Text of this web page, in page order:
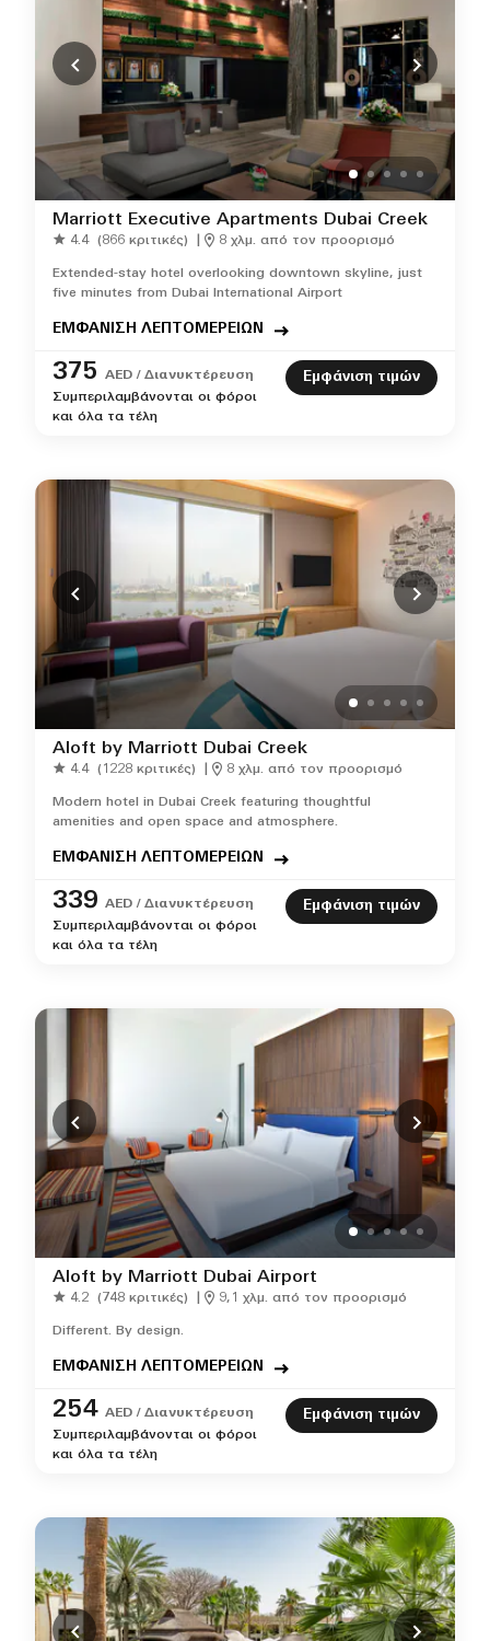
Marriott Executive Apartments Dubai Creek
4.4 (866 κριτικές) 8 χλμ. από τον προορισμό
Extended-stay hotel overlooking downtown skyline, just
five minutes from Dubai International Airport
ΕΜΦΑΝΙΣΗ ΛΕΠΤΟΜΕΡΕΙΩΝ
375
AED / Διανυκτέρευση
Συμπεριλαμβάνονται οι φόροι
και όλα τα τέλη
Εμφάνιση τιμών
Aloft by Marriott Dubai Creek
4.4 (1228 κριτικές) 8 χλμ. από τον προορισμό
Modern hotel in Dubai Creek featuring thoughtful
amenities and open space and atmosphere.
ΕΜΦΑΝΙΣΗ ΛΕΠΤΟΜΕΡΕΙΩΝ
339 AED / Διανυκτέρευση
Συμπεριλαμβάνονται οι φόροι
και όλα τα τέλη
Εμφάνιση τιμών
Aloft by Marriott Dubai Airport
4.2 (748 κριτικές) 9,1 χλμ. από τον προορισμό
Different. By design.
ΕΜΦΑΝΙΣΗ ΛΕΠΤΟΜΕΡΕΙΩΝ
254 AED / Διανυκτέρευση
Συμπεριλαμβάνονται οι φόροι
και όλα τα τέλη
Εμφάνιση τιμών